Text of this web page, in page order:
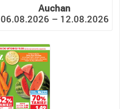
Auchan
06.08.2026 – 12.08.2026